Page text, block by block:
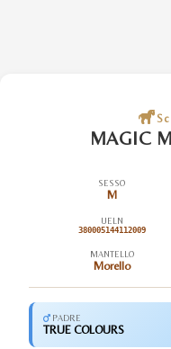
MAGIC
SESSO
M
UELN
380005144112009
MANTELLO
Morello
PADRE
TRUE COLOURS